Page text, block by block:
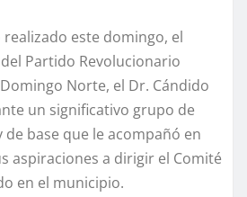
este domingo, el
Partido Revolucionario
Norte, el Dr. Cándido
un significativo grupo de
base que le acompañó en
aspiraciones a dirigir el Comité
en el municipio.